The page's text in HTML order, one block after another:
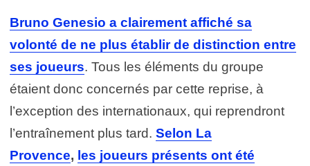
Bruno Genesio a clairement affiché sa
volonté de ne plus établir de distinction entre
ses joueurs. Tous les éléments du groupe
étaient donc concernés par cette reprise, à
l’exception des internationaux, qui reprendront
l’entraînement plus tard. Selon La
Provence, les joueurs présents ont été